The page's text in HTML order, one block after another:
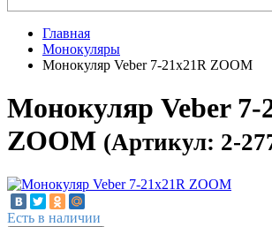
Главная
Монокуляры
Монокуляр Veber 7-21x21R ZOOM
Монокуляр Veber 7-
ZOOM (Артикул: 2-
Есть в наличии